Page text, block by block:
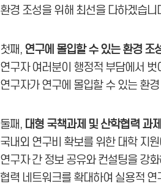
환경 조성을 위해 최선을 다하겠습니
첫째, 연구에 몰입할 수 있는 환경 조
연구자 여러분이 행정적 부담에서
연구자가 연구에 몰입할 수 있는 환
둘째, 대형 국책과제 및 산학협력 과
국내외 연구비 확보를 위한 대학 지
연구자 간 정보 공유와 컨설팅을 강
협력 네트워크를 확대하여 실용적